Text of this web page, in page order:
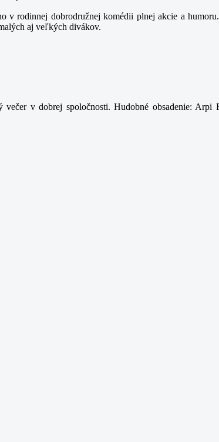
v rodinnej dobrodružnej komédii plnej akcie a
aj veľkých divákov.
v dobrej spoločnosti. Hudobné obsadenie: